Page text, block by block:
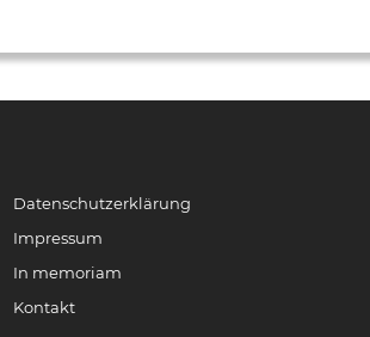
Datenschutzerklärung
Impressum
In memoriam
Kontakt